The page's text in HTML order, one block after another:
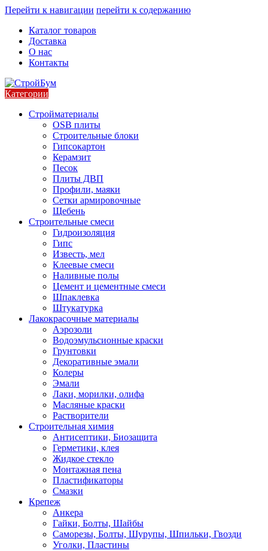
Перейти к навигации перейти к содержанию
Каталог товаров
Доставка
О нас
Контакты
Категории
Стройматериалы
OSB плиты
Строительные блоки
Гипсокартон
Керамзит
Песок
Плиты ДВП
Профили, маяки
Сетки армировочные
Щебень
Строительные смеси
Гидроизоляция
Гипс
Известь, мел
Клеевые смеси
Наливные полы
Цемент и цементные смеси
Шпаклевка
Штукатурка
Лакокрасочные материалы
Аэрозоли
Водоэмульсионные краски
Грунтовки
Декоративные эмали
Колеры
Эмали
Лаки, морилки, олифа
Масляные краски
Растворители
Строительная химия
Антисептики, Биозащита
Герметики, клея
Жидкое стекло
Монтажная пена
Пластификаторы
Смазки
Крепеж
Анкера
Гайки, Болты, Шайбы
Саморезы, Болты, Шурупы, Шпильки, Гвозди
Уголки, Пластины